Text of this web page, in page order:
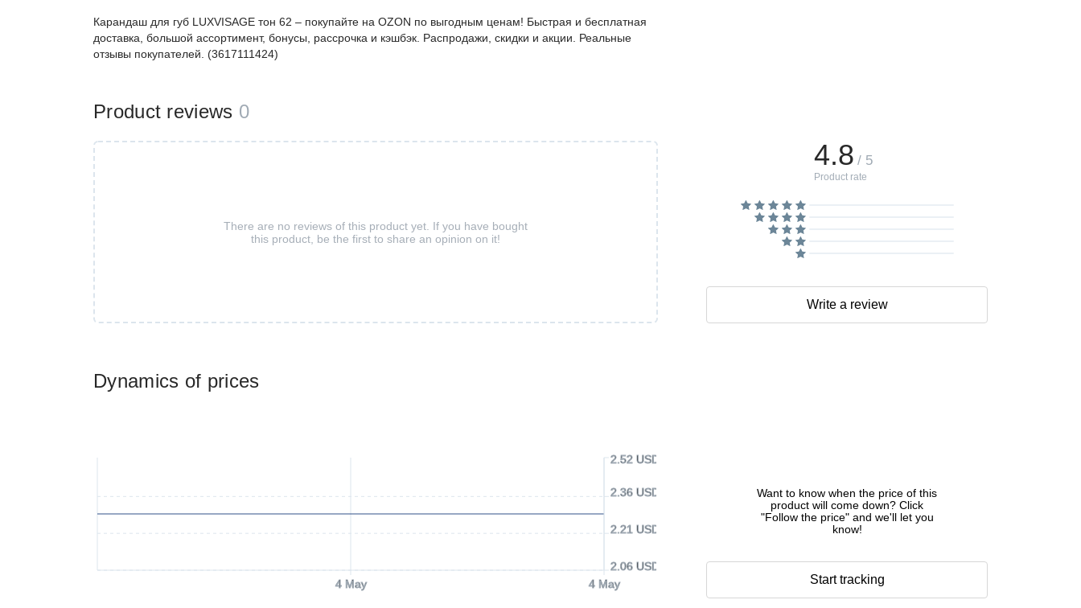
Dynamics of prices
4 May 4 May
2.06 USD
2.21 USD
2.36 USD
2.52 USD
Want to know when the price of this
product will come down? Click
"Follow the price" and we'll let you
know!
Start tracking
Карандаш для губ LUXVISAGE тон 62 – покупайте на OZON по выгодным ценам! Быстрая и бесплатная
доставка, большой ассортимент, бонусы, рассрочка и кэшбэк. Распродажи, скидки и акции. Реальные
отзывы покупателей. (3617111424)
Product reviews 0
There are no reviews of this product yet. If you have bought
this product, be the first to share an opinion on it!
4.8 / 5
Product rate
Write a review